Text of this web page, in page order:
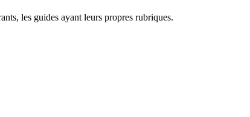
les guides ayant leurs propres rubriques.